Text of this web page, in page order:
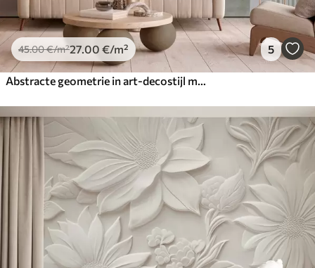
45.00€/m²27.00 €/m² 5
Abstracte geometrie in art-decostijl met retro-effect